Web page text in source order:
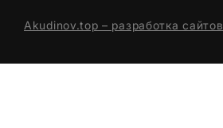
Akudinov.top – разработка сайтов